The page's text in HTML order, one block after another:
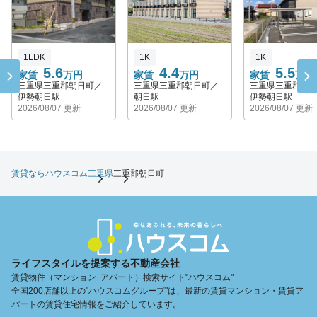
1LDK
家賃 5.6万円
三重県三重郡朝日町／
伊勢朝日駅
2026/08/07 更新
1K
家賃 4.4万円
三重県三重郡朝日町／
朝日駅
2026/08/07 更新
1K
家賃 5.5万円
三重県三重郡朝
伊勢朝日駅
2026/08/07 更新
賃貸ならハウスコム三重県三重郡朝日町
ライフスタイルを提案する不動産会社
賃貸物件（マンション･アパート）検索サイト"ハウスコム"
全国200店舗以上の"ハウスコムグループ"は、最新の賃貸マンション・賃貸ア
パートの賃貸住宅情報をご紹介しています。